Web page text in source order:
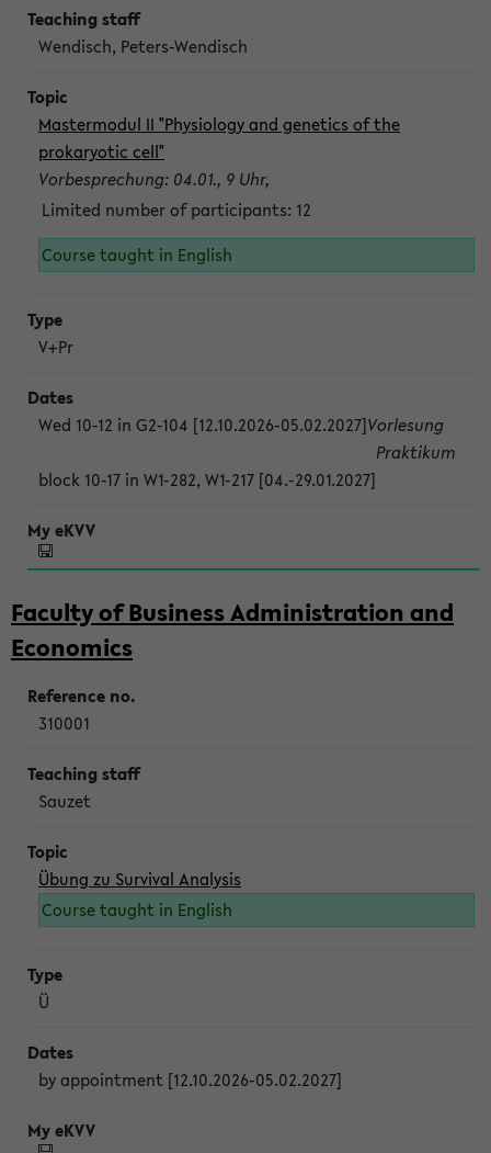
Wendisch, Peters-Wendisch
Mastermodul II "Physiology and genetics of the
prokaryotic cell"
Vorbesprechung: 04.01., 9 Uhr,
Limited number of participants: 12
Course taught in English
V+Pr
Wed 10-12 in G2-104 [12.10.2026-05.02.2027]Vorlesung
block 10-17 in W1-282, W1-217 [04.-29.01.2027]
Praktikum
Faculty of Business Administration and
Economics
310001
Sauzet
Übung zu Survival Analysis
Course taught in English
Ü
by appointment [12.10.2026-05.02.2027]